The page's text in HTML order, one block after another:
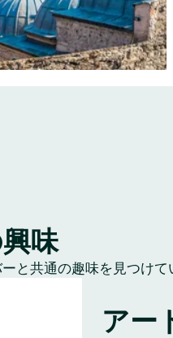
味
と共通の趣味を見つけ
アー